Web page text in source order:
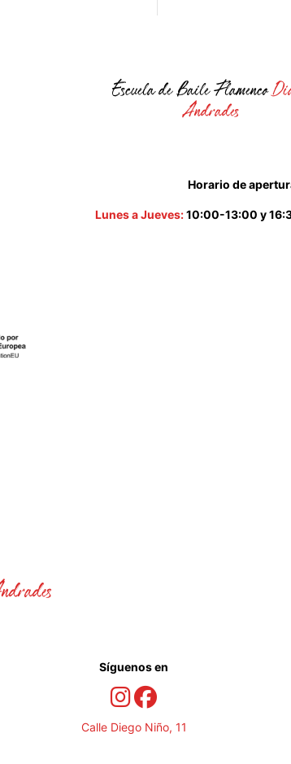
Escuela de Baile Flamenco
Andrades
Horario de
Lunes a Jueves: 10:00-13:00 y
Síguenos en
Calle Diego Niño, 11